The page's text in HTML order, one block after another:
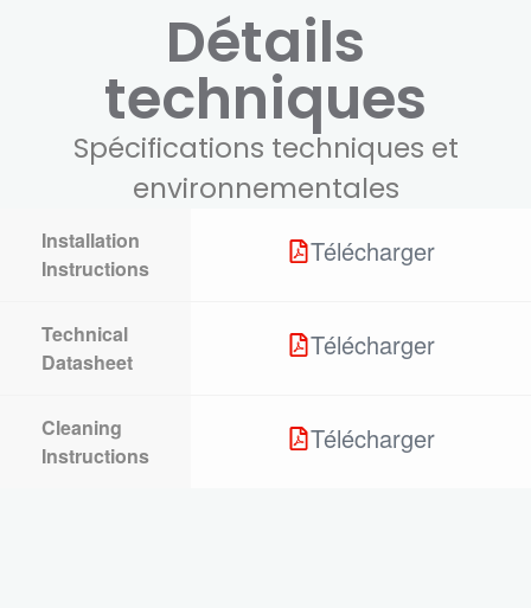
Détails
techniques
Spécifications techniques et
environnementales
Installation
Instructions
Télécharger
Technical
Datasheet
Télécharger
Cleaning
Instructions
Télécharger